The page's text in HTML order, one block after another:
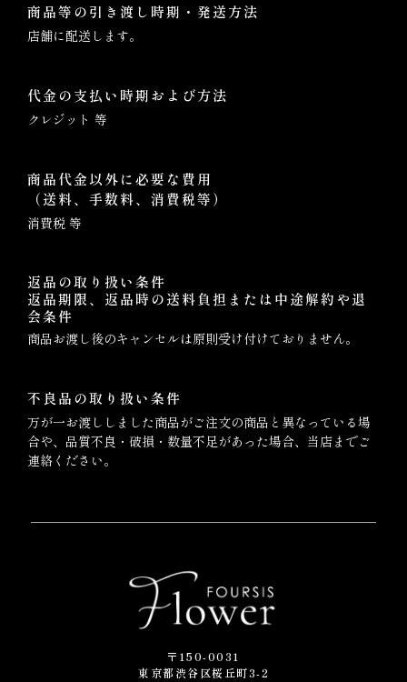
商品等の引き渡し時期・発送方法
店舗に配送します。
代金の支払い時期および方法
クレジット 等
商品代金以外に必要な費用
（送料、手数料、消費税等）
消費税 等
返品の取り扱い条件
返品期限、返品時の送料負担または中途解約や退
会条件
商品お渡し後のキャンセルは原則受け付けておりません。
不良品の取り扱い条件
万が一お渡ししました商品がご注文の商品と異なっている場
合や、品質不良・破損・数量不足があった場合、当店までご
連絡ください。
〒150-0031
東京都渋谷区桜丘町3-2